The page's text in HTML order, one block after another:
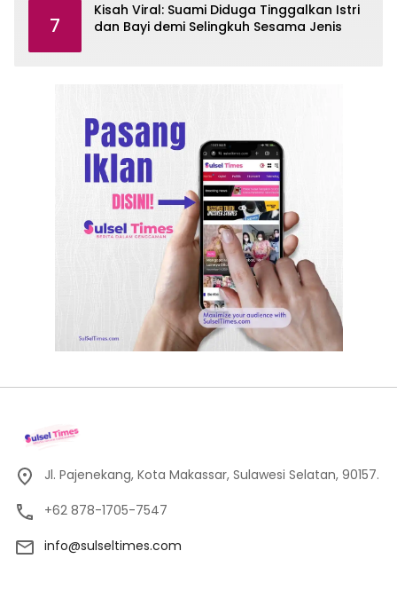
7
Kisah Viral: Suami Diduga Tinggalkan Istri
dan Bayi demi Selingkuh Sesama Jenis
Jl. Pajenekang, Kota Makassar, Sulawesi Selatan, 90157.
+62 878-1705-7547
info@sulseltimes.com